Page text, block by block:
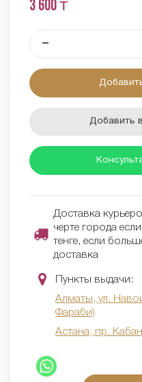
3 600 ₸
–
Добавить
Доставка
черте города
тенге, если
доставка
Пункты выдачи:
Алматы, ул.
Фараби)
Астана, пр.